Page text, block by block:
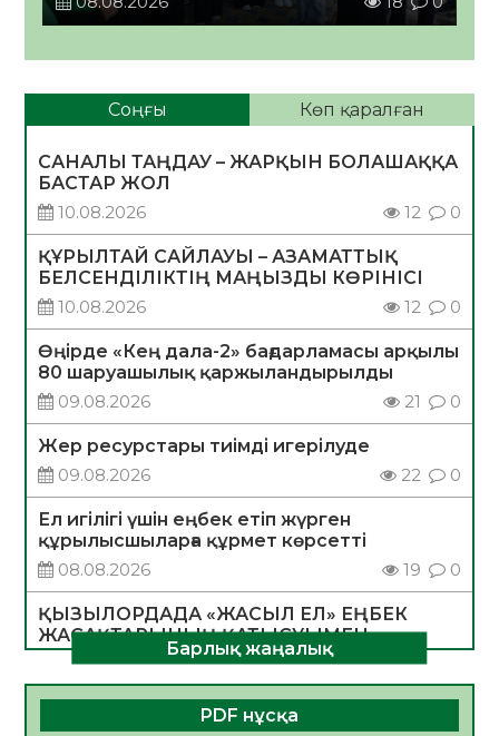
Соңғы Көп қаралған
САНАЛЫ ТАҢДАУ – ЖАРҚЫН БОЛАШАҚҚА
БАСТАР ЖОЛ
10.08.2026
12 0
ҚҰРЫЛТАЙ САЙЛАУЫ – АЗАМАТТЫҚ
БЕЛСЕНДІЛІКТІҢ МАҢЫЗДЫ КӨРІНІСІ
10.08.2026
12 0
Өңірде «Кең дала-2» бағдарламасы арқылы
80 шаруашылық қаржыландырылды
09.08.2026
21 0
Жер ресурстары тиімді игерілуде
09.08.2026
22 0
Ел игілігі үшін еңбек етіп жүрген
құрылысшыларға құрмет көрсетті
08.08.2026
19 0
ҚЫЗЫЛОРДАДА «ЖАСЫЛ ЕЛ» ЕҢБЕК
ЖАСАҚТАРЫНЫҢ ҚАТЫСУЫМЕН
ЭКОЛОГИЯЛЫҚ СЕНБІЛІК ӨТТІ
08.08.2026
18 0
Білім гранты иегерлерінің тізімі шықты
Барлық жаңалық
PDF нұсқа